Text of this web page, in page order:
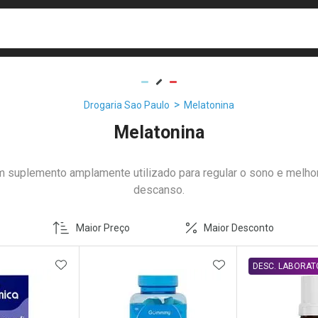
Drogaria Sao Paulo Melatonina
Melatonina
suplemento amplamente utilizado para regular o sono e
descanso.
Maior Preço Maior Desconto
ADICIONAR AOS FAVORITOSADICIONAR AOS
DESC.